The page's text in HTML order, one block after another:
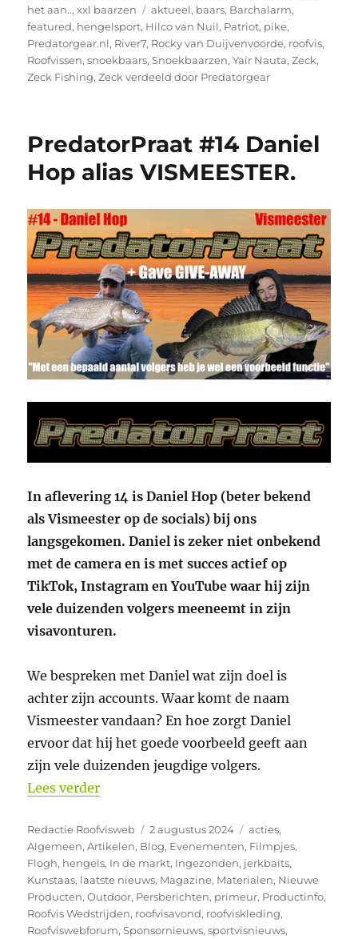
het aan..,xxl baarzen Tags
aktueel, baars, Barchalarm,
featured, hengelsport, Hilco van Nuil, Patriot, pike,
Predatorgear.nl, River7, Rocky van Duijvenvoorde, roofvis,
Roofvissen,snoekbaars,Snoekbaarzen,Yair Nauta,Zeck,
Zeck Fishing,Zeck verdeeld door Predatorgear
PredatorPraat #14 Daniel
Hop alias VISMEESTER.
In aflevering 14 is Daniel Hop (beter bekend
als Vismeester op de socials) bij ons
langsgekomen. Daniel is zeker niet onbekend
met de camera en is met succes actief op
TikTok, Instagram en YouTube waar hij zijn
vele duizenden volgers meeneemt in zijn
visavonturen.
We bespreken met Daniel wat zijn doel is
achter zijn accounts. Waar komt de naam
Vismeester vandaan? En hoe zorgt Daniel
ervoor dat hij het goede voorbeeld geeft aan
zijn vele duizenden jeugdige volgers.
Lees verder“PredatorPraat #14 Daniel Hop alias
Auteur
Redactie Roofvisweb
Geplaatst
op
2 augustus 2024 Categorieën
acties,
Algemeen,Artikelen, Blog, Evenementen, Filmpjes,
Flogh, hengels, In de markt, Ingezonden, jerkbaits,
Kunstaas, laatste nieuws, Magazine, Materialen, Nieuwe
Producten,Outdoor, Persberichten, primeur, Productinfo,
Roofvis Wedstrijden, roofvisavond, roofviskleding,
Roofviswebforum,Sponsornieuws,sportvisnieuws,